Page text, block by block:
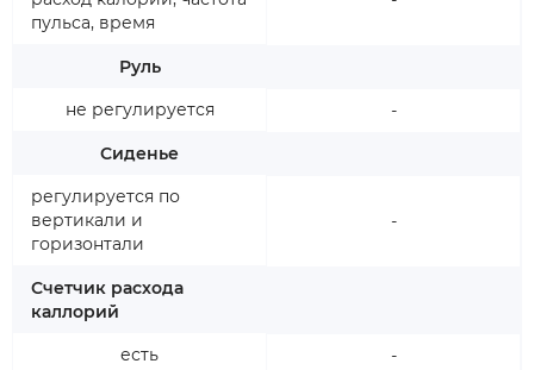
пульса, время
Руль
не регулируется
Сиденье
регулируется по
вертикали и
горизонтали
Счетчик расхода
каллорий
есть
-
-
-